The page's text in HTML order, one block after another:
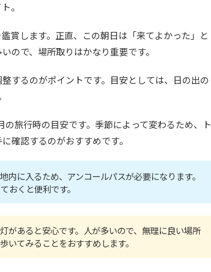
。
賞します。正直、この朝日は「来てよかった」と
ので、場所取りはかなり重要です。
するのがポイントです。目安としては、日の出の
旅行時の目安です。季節によって変わるため、ト
確認するのがおすすめです。
内に入るため、アンコールパスが必要になります。
おくと便利です。
があると安心です。人が多いので、無理に良い場所
いてみることをおすすめします。